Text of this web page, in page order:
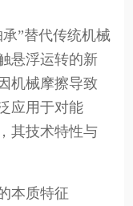
”替代传统机械
悬浮运转的新
机械摩擦导致
应用于对能
其技术特性与
本质特征